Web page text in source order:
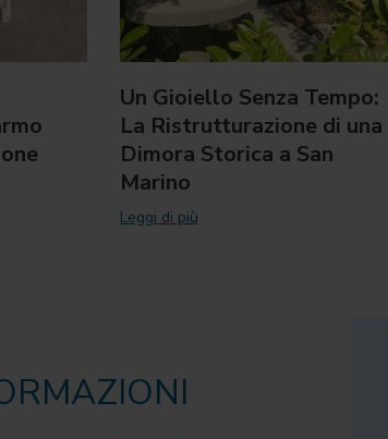
Un Gioiello Senza Tempo:
La Ristrutturazione di una
Dimora Storica a San
Marino
Leggi di più